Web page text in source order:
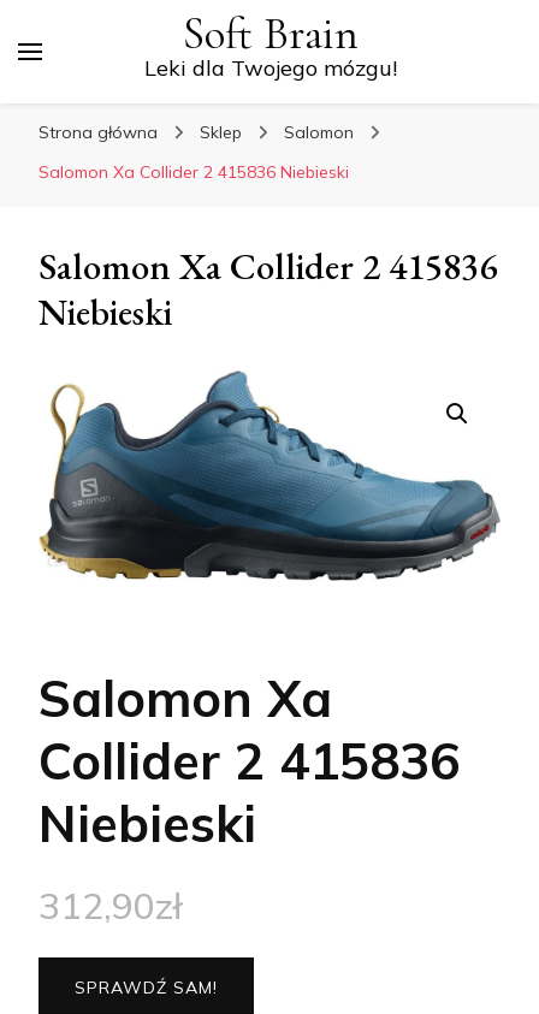
Soft Brain
Leki dla Twojego mózgu!
Strona główna Sklep
Salomon
Salomon Xa Collider 2 415836 Niebieski
Salomon Xa Collider 2 415836
Niebieski
Salomon Xa
Collider 2 415836
Niebieski
312,90zł
SPRAWDŹ SAM!